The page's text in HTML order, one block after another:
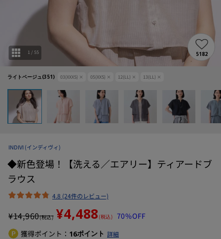
ライトベージュ(351) 03(XXXS) × 05(XXS) × 12(LL) × 13(LL) ×
1 / 55 5182
INDIVI (インディヴィ)
◆新色登場！【洗える／エアリー】ティアードブ
ラウス
4.8 (24件のレビュー)
¥14,960(税込) ¥4,488 (税込) 70%OFF
獲得ポイント： 16ポイント 詳細